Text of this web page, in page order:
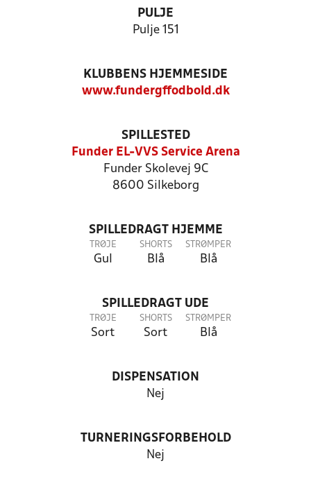
PULJE
Pulje 151
KLUBBENS HJEMMESIDE
www.fundergffodbold.dk
SPILLESTED
Funder EL-VVS Service Arena
Funder Skolevej 9C
8600 Silkeborg
SPILLEDRAGT HJEMME
TRØJE
Gul
SHORTS
Blå
STRØMPER
Blå
SPILLEDRAGT UDE
TRØJE
Sort
SHORTS
Sort
STRØMPER
Blå
DISPENSATION
Nej
TURNERINGSFORBEHOLD
Nej